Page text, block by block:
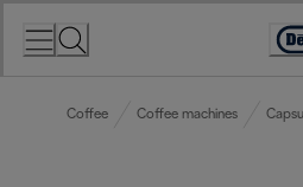
Coffee Coffee machines